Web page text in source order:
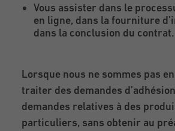
Vous assister dans le
en ligne, dans la fourniture
dans la conclusion du contrat.
Lorsque nous ne sommes pas
traiter des demandes
demandes relatives à des
particuliers, sans obtenir au